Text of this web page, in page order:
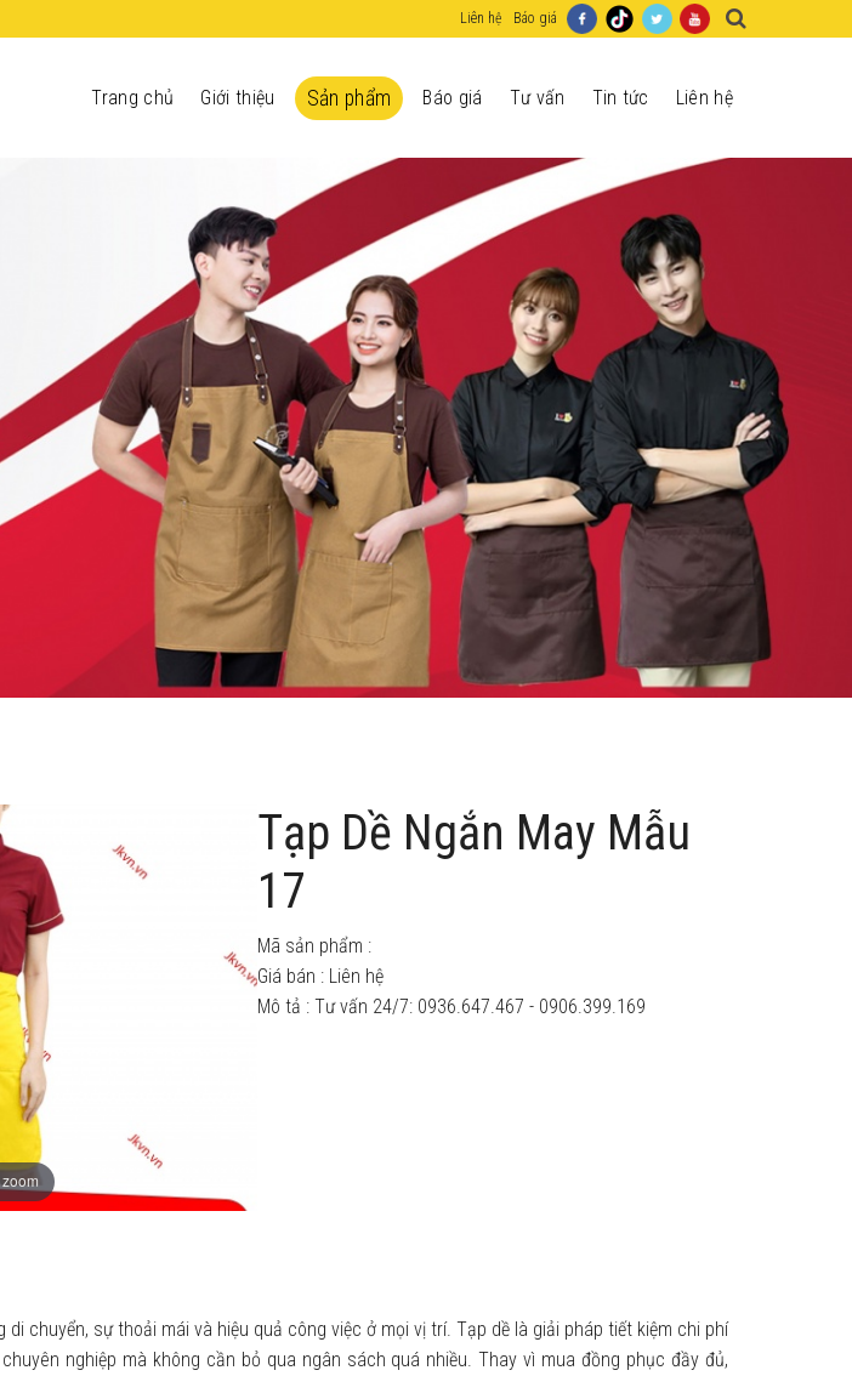
Liên hệ Báo giá
Trang chủ Giới thiệu Sản phẩm Báo giá Tư vấn Tin tức Liên hệ
Tạp Dề Ngắn May Mẫu
17
Mã sản phẩm :
Giá bán : Liên hệ
Mô tả : Tư vấn 24/7: 0936.647.467 - 0906.399.169
chuyển, sự thoải mái và hiệu quả công việc ở mọi vị trí. Tạp dề là giải pháp tiết kiệm chi phí
nghiệp mà không cần bỏ qua ngân sách quá nhiều. Thay vì mua đồng phục đầy đủ,